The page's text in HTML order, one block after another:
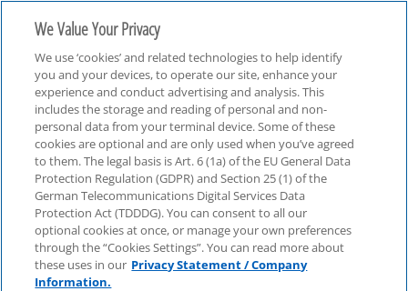
Teaser
We Value Your Privacy
We use ‘cookies’ and related technologies to help identify
you and your devices, to operate our site, enhance your
experience and conduct advertising and analysis. This
includes the storage and reading of personal and non-
personal data from your terminal device. Some of these
cookies are optional and are only used when you’ve agreed
to them. The legal basis is Art. 6 (1a) of the EU General Data
Protection Regulation (GDPR) and Section 25 (1) of the
German Telecommunications Digital Services Data
Protection Act (TDDDG). You can consent to all our
optional cookies at once, or manage your own preferences
through the “Cookies Settings”. You can read more about
these uses in our Privacy Statement / Company
Information.